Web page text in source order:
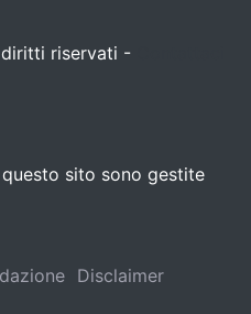
riservati -
sito sono gestite
Disclaimer